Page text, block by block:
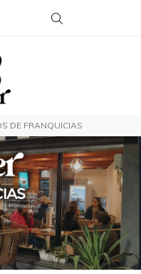
DE FRANQUICIAS